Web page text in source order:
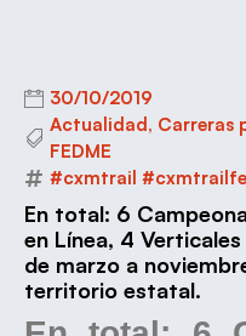
30/10/2019
Actualidad, Carreras
FEDME
#cxmtrail
En total: 6
en Línea, 4
de marzo a
territorio estatal.